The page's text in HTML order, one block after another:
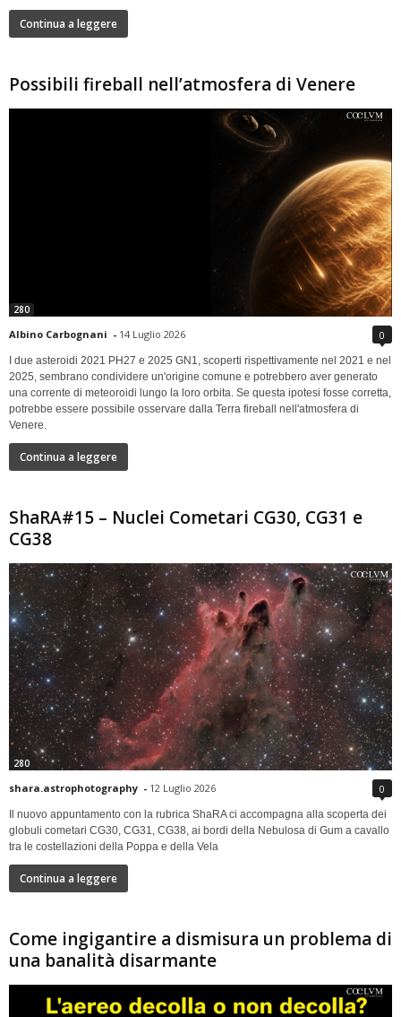
Continua a leggere
Possibili fireball nell’atmosfera di Venere
280
Albino Carbognani - 14 Luglio 2026 0
I due asteroidi 2021 PH27 e 2025 GN1, scoperti rispettivamente nel 2021 e nel
2025, sembrano condividere un'origine comune e potrebbero aver generato
una corrente di meteoroidi lungo la loro orbita. Se questa ipotesi fosse corretta,
potrebbe essere possibile osservare dalla Terra fireball nell'atmosfera di
Venere.
Continua a leggere
ShaRA#15 – Nuclei Cometari CG30, CG31 e
CG38
280
shara.astrophotography - 12 Luglio 2026 0
Il nuovo appuntamento con la rubrica ShaRA ci accompagna alla scoperta dei
globuli cometari CG30, CG31, CG38, ai bordi della Nebulosa di Gum a cavallo
tra le costellazioni della Poppa e della Vela
Continua a leggere
Come ingigantire a dismisura un problema di
una banalità disarmante